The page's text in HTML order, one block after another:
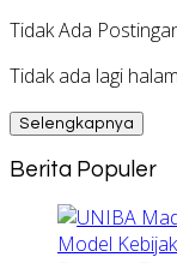
Tidak Ada
Tidak ada lagi
Selengkapnya
Berita Populer